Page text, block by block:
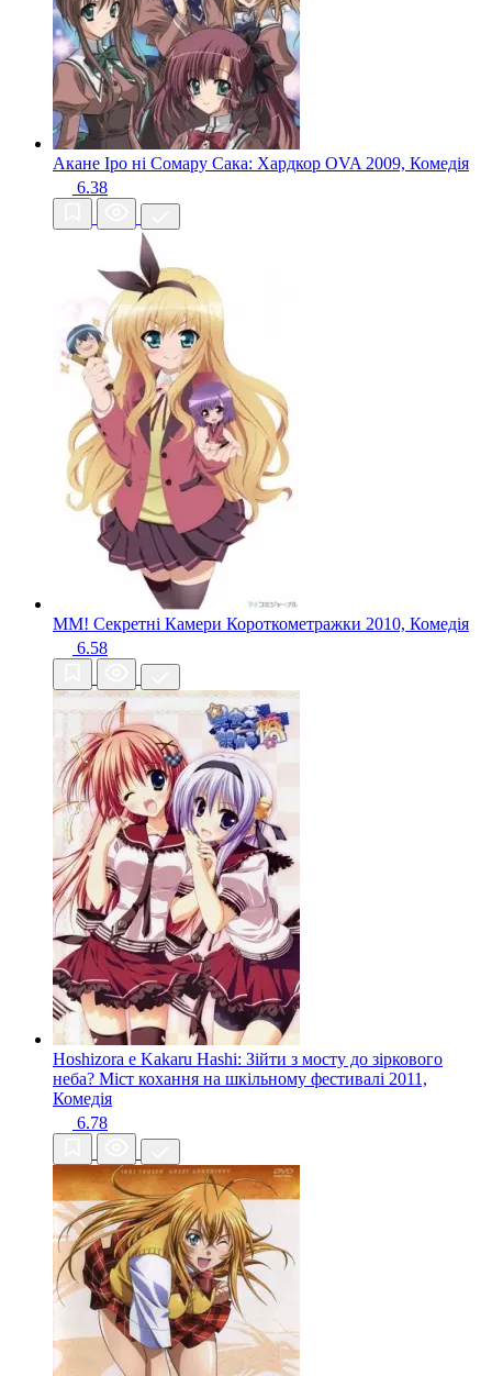
Акане Іро ні Сомару Сака: Хардкор OVA 2009, Комедія
6.38
MM! Секретні Камери Короткометражки 2010, Комедія
6.58
Hoshizora e Kakaru Hashi: Зійти з мосту до зіркового
неба? Міст кохання на шкільному фестивалі 2011,
Комедія
6.78